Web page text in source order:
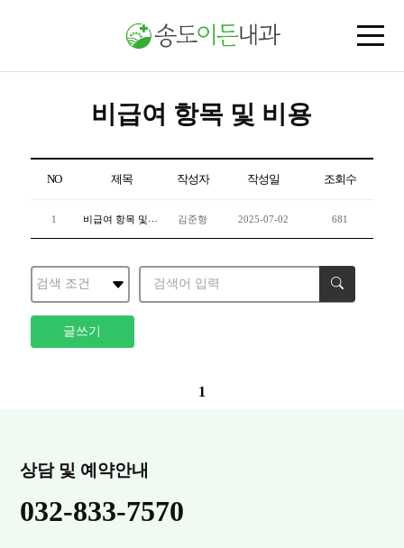
비급여 항목 및 비용
NO 제목 작성자 작성일 조회수
1 김준형 2025-07-02 681
글쓰기
1
상담 및 예약안내
032-833-7570